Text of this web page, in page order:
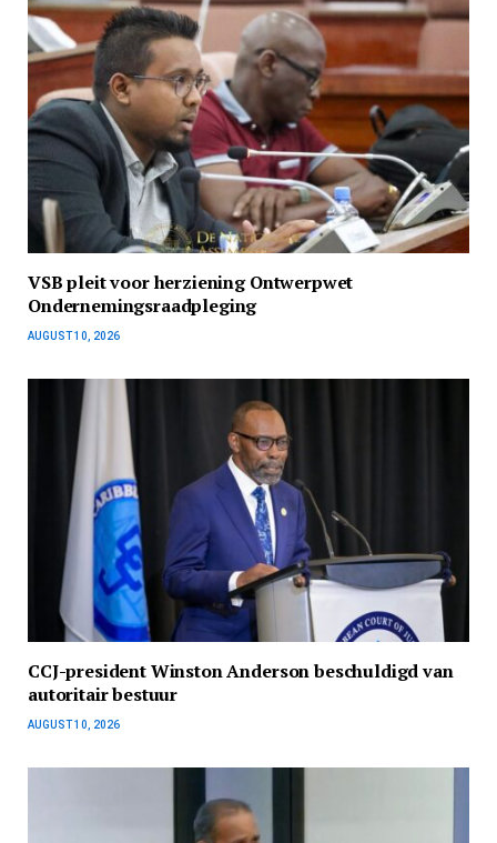
VSB pleit voor herziening Ontwerpwet
Ondernemingsraadpleging
AUGUST 10, 2026
CCJ-president Winston Anderson beschuldigd van
autoritair bestuur
AUGUST 10, 2026